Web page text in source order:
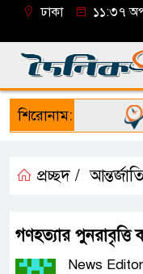
ঢাকা
১১:৩৭
শিরোনাম:
প্রচ্ছদ /
গণহত্যার পুনরাবৃত্তি
News Editor